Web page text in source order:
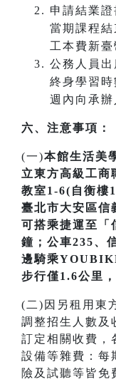
申請結業
當期課程
工本費新臺
公務人員
終身學習
週內向承辦
六、注意事項：
(一)本館生活美
立東方高級工商
教室1-6(自衡樓
臺北市大安區信
可搭乘捷運至「
鐘；公車235、
邊騎乘
步行僅1.6公里
(二)因另租用東
調整招生人數及
訂定相關收費，
設備等雜費：每
險及試聽等皆免